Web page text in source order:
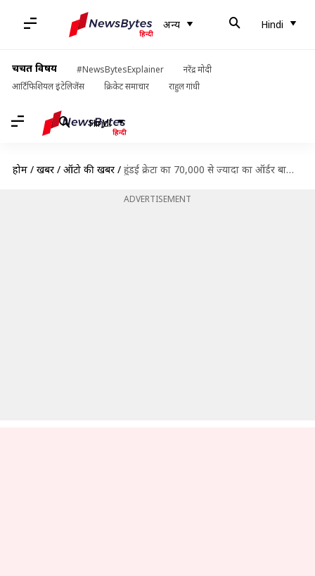
अन्य Hindi
चर्चित विषय #NewsBytesExplainer
नरेंद्र मोदी
आर्टिफिशियल इंटेलिजेंस
क्रिकेट समाचार राहुल गांधी
Hindi
होम / खबरें / ऑटो की खबरें / हुंडई क्रेटा का 70,000 से ज्यादा का ऑर्डर बाकी, पिछले महीने बिकी 15,000 से ज्यादा
ADVERTISEMENT